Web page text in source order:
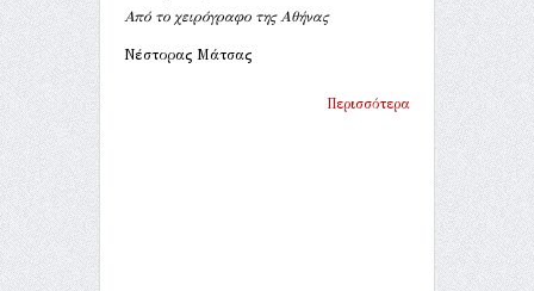
Από το χειρόγραφο της Αθήνας
Νέστορας Μάτσας
Περισσότερα